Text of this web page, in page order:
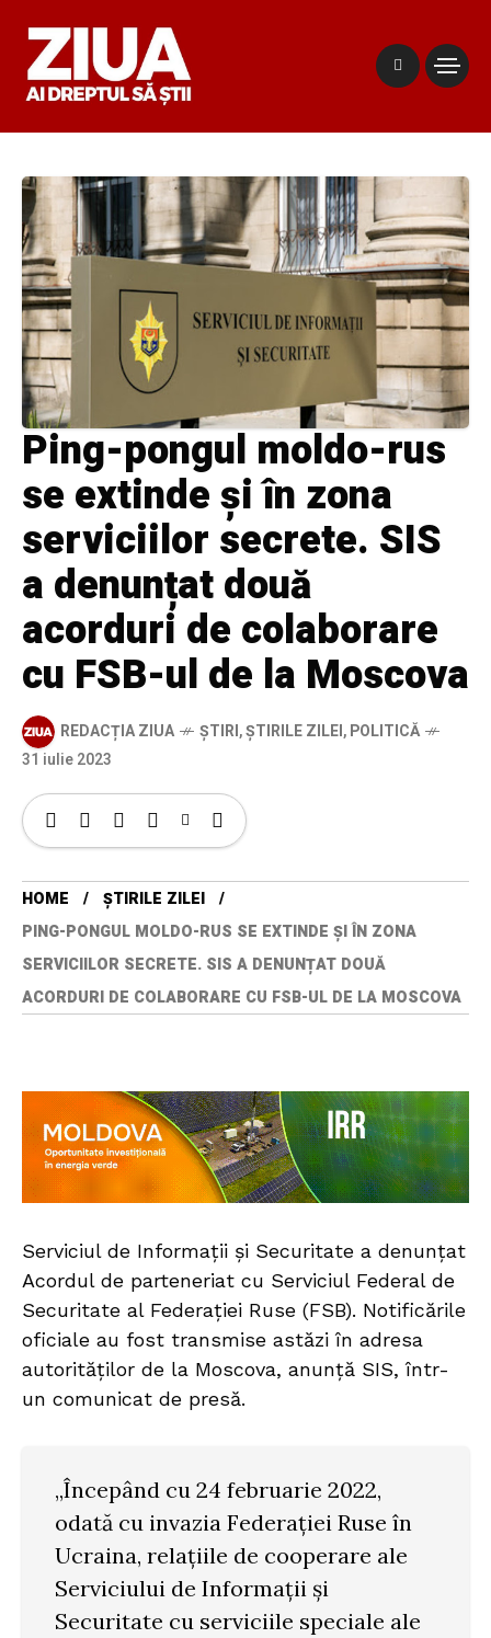
Ping-pongul moldo-rus
se extinde și în zona
serviciilor secrete. SIS
a denunțat două
acorduri de colaborare
cu FSB-ul de la Moscova
REDACȚIA ZIUA ȘTIRI,ȘTIRILE ZILEI,POLITICĂ
31 iulie 2023
HOME
ȘTIRILE ZILEI
PING-PONGUL MOLDO-RUS SE EXTINDE ȘI ÎN ZONA
SERVICIILOR SECRETE. SIS A DENUNȚAT DOUĂ
ACORDURI DE COLABORARE CU FSB-UL DE LA MOSCOVA
Serviciul de Informații și Securitate a denunțat
Acordul de parteneriat cu Serviciul Federal de
Securitate al Federației Ruse (FSB). Notificările
oficiale au fost transmise astăzi în adresa
autorităților de la Moscova, anunță SIS, într-
un comunicat de presă.
„Începând cu 24 februarie 2022,
odată cu invazia Federației Ruse în
Ucraina, relațiile de cooperare ale
Serviciului de Informații și
Securitate cu serviciile speciale ale